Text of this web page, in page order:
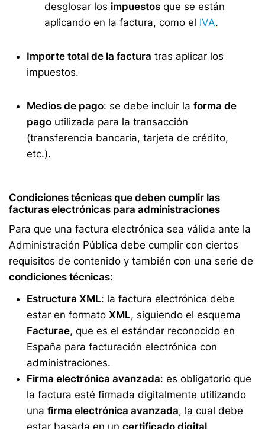
desglosar los impuestos que se están
aplicando en la factura, como el IVA.
Importe total de la factura tras aplicar los
impuestos.
Medios de pago: se debe incluir la forma de
pago utilizada para la transacción
(transferencia bancaria, tarjeta de crédito,
etc.).
Condiciones técnicas que deben cumplir las
facturas electrónicas para administraciones
Para que una factura electrónica sea válida ante la
Administración Pública debe cumplir con ciertos
requisitos de contenido y también con una serie de
condiciones técnicas:
Estructura XML: la factura electrónica debe
estar en formato XML, siguiendo el esquema
Facturae, que es el estándar reconocido en
España para facturación electrónica con
administraciones.
Firma electrónica avanzada: es obligatorio que
la factura esté firmada digitalmente utilizando
una firma electrónica avanzada, la cual debe
estar basada en un certificado digital